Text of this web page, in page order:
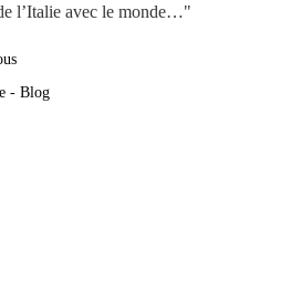
l’Italie avec le monde…"
- Blog